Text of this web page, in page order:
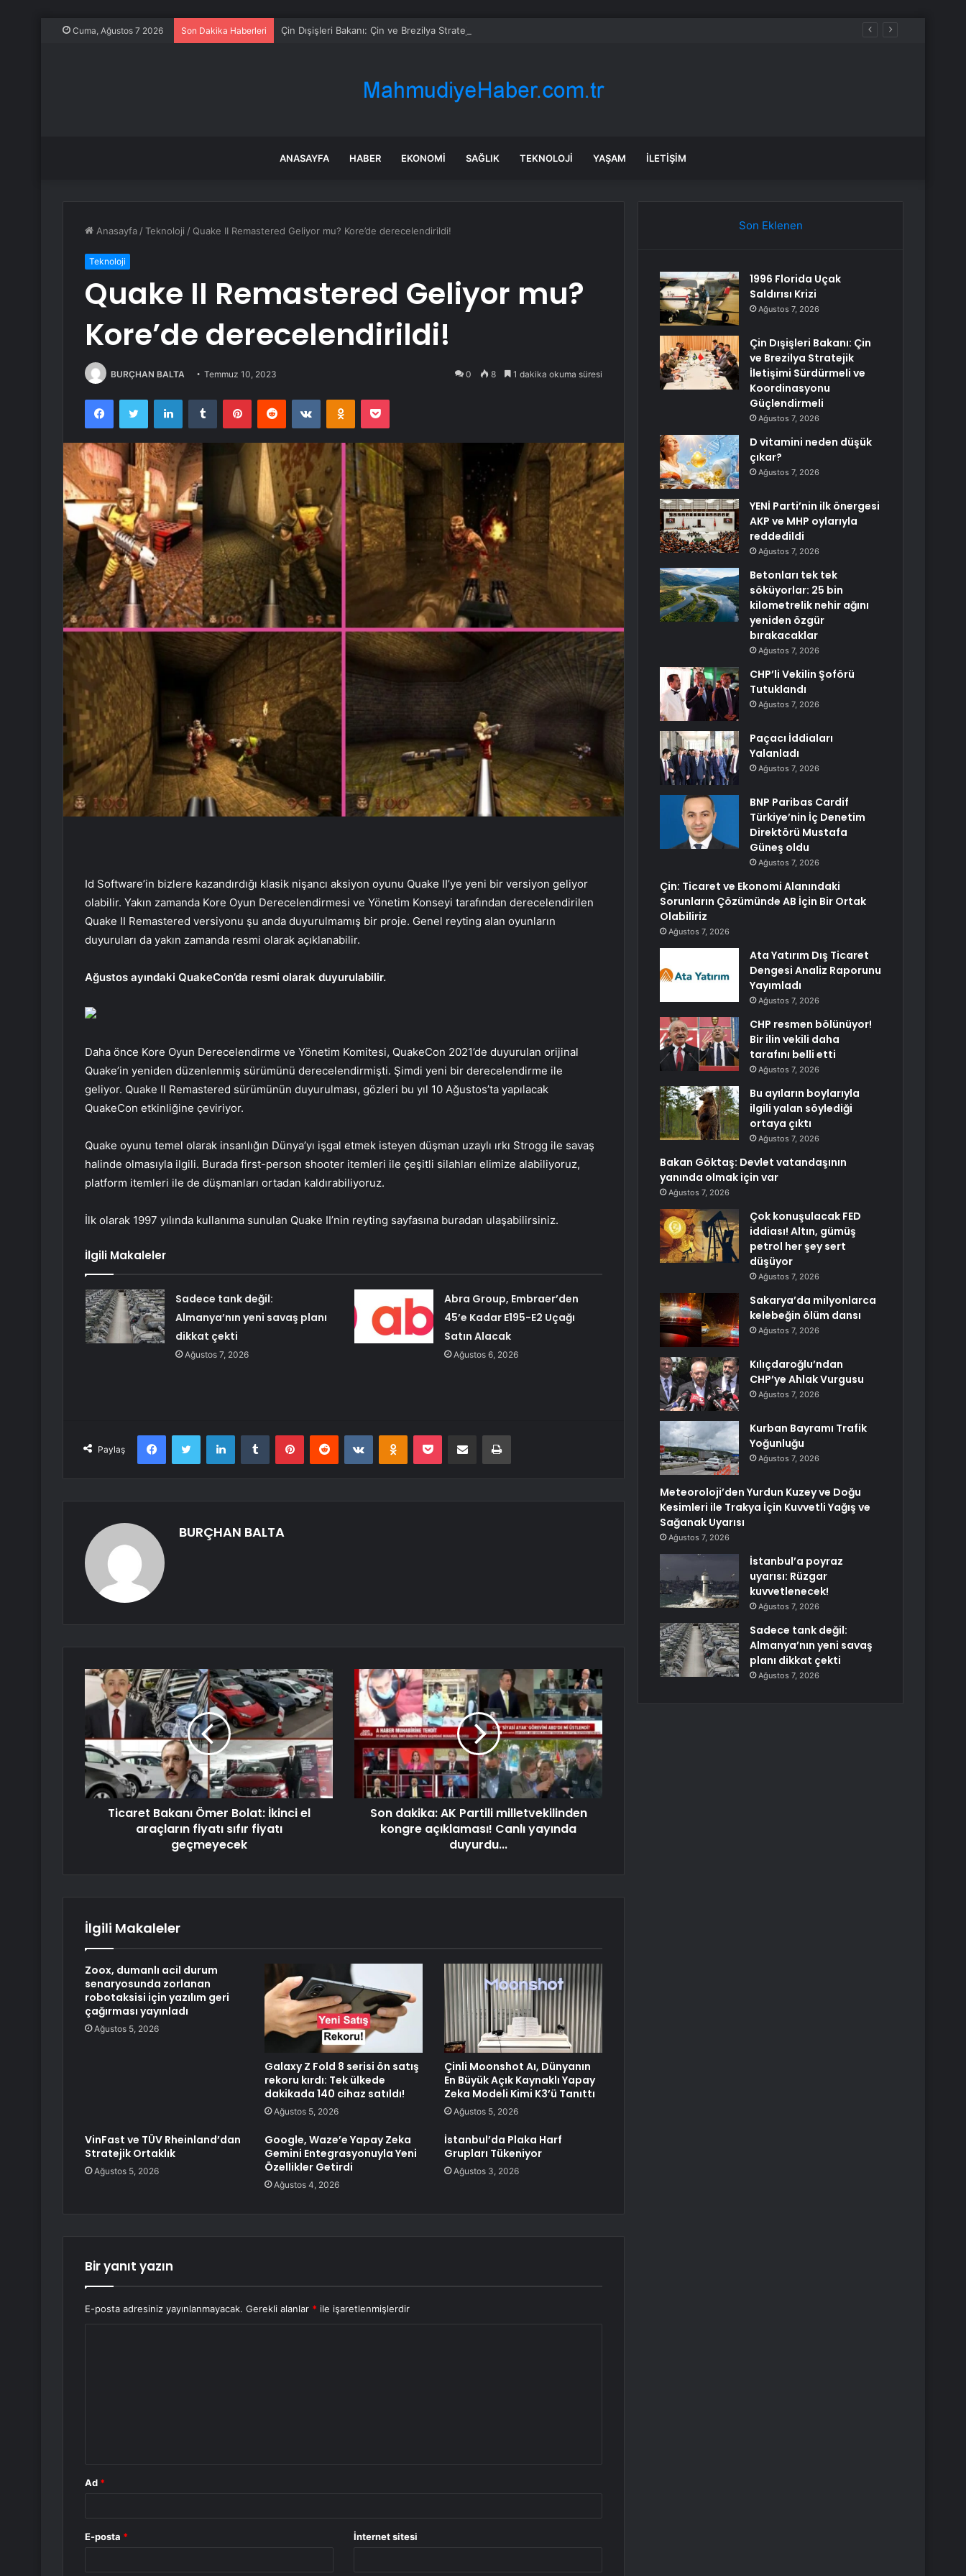
Cuma, Ağustos 7 2026 Son Dakika Haberleri Çin Dışişleri Bakanı: Çin ve Brezilya Stratejik İletişimi Sürdürmeli ve Koordinasyonu Güçlendirmeli
ANASAYFA HABER EKONOMI SAĞLIK TEKNOLOJI YAŞAM İLETIŞIM
Anasayfa /Teknoloji / Quake II Remastered Geliyor mu? Kore’de derecelendirildi!
Teknoloji
Quake II Remastered Geliyor mu?
Kore’de derecelendirildi!
BURÇHAN BALTA Temmuz 10, 2023 0 8 1 dakika okuma süresi
FacebookTwitter LinkedInTumblr PinterestReddit VKontakteOdnoklassniki
Pocket
Id Software’in bizlere kazandırdığı klasik nişancı aksiyon oyunu Quake II’ye yeni bir versiyon geliyor
olabilir. Yakın zamanda Kore Oyun Derecelendirmesi ve Yönetim Konseyi tarafından derecelendirilen
Quake II Remastered versiyonu şu anda duyurulmamış bir proje. Genel reyting alan oyunların
duyuruları da yakın zamanda resmi olarak açıklanabilir.
Ağustos ayındaki QuakeCon’da resmi olarak duyurulabilir.
Daha önce Kore Oyun Derecelendirme ve Yönetim Komitesi, QuakeCon 2021’de duyurulan orijinal
Quake’in yeniden düzenlenmiş sürümünü derecelendirmişti. Şimdi yeni bir derecelendirme ile
geliyor. Quake II Remastered sürümünün duyurulması, gözleri bu yıl 10 Ağustos’ta yapılacak
QuakeCon etkinliğine çeviriyor.
Quake oyunu temel olarak insanlığın Dünya’yı işgal etmek isteyen düşman uzaylı ırkı Strogg ile savaş
halinde olmasıyla ilgili. Burada first-person shooter itemleri ile çeşitli silahları elimize alabiliyoruz,
platform itemleri ile de düşmanları ortadan kaldırabiliyoruz.
İlk olarak 1997 yılında kullanıma sunulan Quake II’nin reyting sayfasına buradan ulaşabilirsiniz.
İlgili Makaleler
Sadece tank değil:
Almanya’nın yeni savaş planı
dikkat çekti
Ağustos 7, 2026
Abra Group, Embraer’den
45’e Kadar E195-E2 Uçağı
Satın Alacak
Ağustos 6, 2026
Paylaş
FacebookTwitter LinkedInTumblr PinterestReddit VKontakteOdnoklassniki
Pocket E-Posta ile paylaş Yazdır
BURÇHAN BALTA
Ticaret Bakanı Ömer Bolat: İkinci el
araçların fiyatı sıfır fiyatı
geçmeyecek
Son dakika: AK Partili milletvekilinden
kongre açıklaması! Canlı yayında
duyurdu...
İlgili Makaleler
Zoox, dumanlı acil durum
senaryosunda zorlanan
robotaksisi için yazılım geri
çağırması yayınladı
Ağustos 5, 2026
Galaxy Z Fold 8 serisi ön satış
rekoru kırdı: Tek ülkede
dakikada 140 cihaz satıldı!
Ağustos 5, 2026
Çinli Moonshot Aı, Dünyanın
En Büyük Açık Kaynaklı Yapay
Zeka Modeli Kimi K3’ü Tanıttı
Ağustos 5, 2026
VinFast ve TÜV Rheinland’dan
Stratejik Ortaklık
Ağustos 5, 2026
Google, Waze’e Yapay Zeka
Gemini Entegrasyonuyla Yeni
Özellikler Getirdi
Ağustos 4, 2026
İstanbul’da Plaka Harf
Grupları Tükeniyor
Ağustos 3, 2026
Bir yanıt yazın
E-posta adresiniz yayınlanmayacak. Gerekli alanlar * ile işaretlenmişlerdir
Ad *
E-posta * İnternet sitesi
Son Eklenen
1996 Florida Uçak
Saldırısı Krizi
Ağustos 7, 2026
Çin Dışişleri Bakanı: Çin
ve Brezilya Stratejik
İletişimi Sürdürmeli ve
Koordinasyonu
Güçlendirmeli
Ağustos 7, 2026
D vitamini neden düşük
çıkar?
Ağustos 7, 2026
YENİ Parti’nin ilk önergesi
AKP ve MHP oylarıyla
reddedildi
Ağustos 7, 2026
Betonları tek tek
söküyorlar: 25 bin
kilometrelik nehir ağını
yeniden özgür
bırakacaklar
Ağustos 7, 2026
CHP’li Vekilin Şoförü
Tutuklandı
Ağustos 7, 2026
Paçacı İddiaları
Yalanladı
Ağustos 7, 2026
BNP Paribas Cardif
Türkiye’nin İç Denetim
Direktörü Mustafa
Güneş oldu
Ağustos 7, 2026
Çin: Ticaret ve Ekonomi Alanındaki
Sorunların Çözümünde AB İçin Bir Ortak
Olabiliriz
Ağustos 7, 2026
Ata Yatırım Dış Ticaret
Dengesi Analiz Raporunu
Yayımladı
Ağustos 7, 2026
CHP resmen bölünüyor!
Bir ilin vekili daha
tarafını belli etti
Ağustos 7, 2026
Bu ayıların boylarıyla
ilgili yalan söylediği
ortaya çıktı
Ağustos 7, 2026
Bakan Göktaş: Devlet vatandaşının
yanında olmak için var
Ağustos 7, 2026
Çok konuşulacak FED
iddiası! Altın, gümüş
petrol her şey sert
düşüyor
Ağustos 7, 2026
Sakarya’da milyonlarca
kelebeğin ölüm dansı
Ağustos 7, 2026
Kılıçdaroğlu’ndan
CHP’ye Ahlak Vurgusu
Ağustos 7, 2026
Kurban Bayramı Trafik
Yoğunluğu
Ağustos 7, 2026
Meteoroloji’den Yurdun Kuzey ve Doğu
Kesimleri ile Trakya İçin Kuvvetli Yağış ve
Sağanak Uyarısı
Ağustos 7, 2026
İstanbul’a poyraz
uyarısı: Rüzgar
kuvvetlenecek!
Ağustos 7, 2026
Sadece tank değil:
Almanya’nın yeni savaş
planı dikkat çekti
Ağustos 7, 2026